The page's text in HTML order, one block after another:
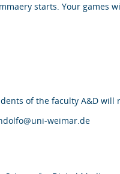
starts. Your games
of the faculty A&D will
weimar.de